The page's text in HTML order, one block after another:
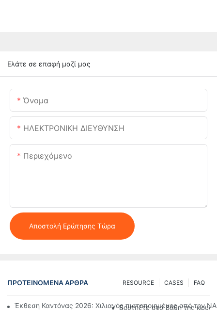
Ελάτε σε επαφή μαζί μας
Όνομα
ΗΛΕΚΤΡΟΝΙΚΗ ΔΙΕΥΘΥΝΣΗ
Περιεχόμενο
Αποστολή Ερώτησης Τώρα
ΠΡΟΤΕΙΝΌΜΕΝΑ ΆΡΘΡΑ FAQ
CASES
RESOURCE
Έκθεση Καντόνας 2026: Χιλιανός πιστοποιημένος από την
Βουτήξτε στα βάθη της